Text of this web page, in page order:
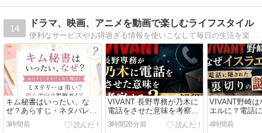
14
ドラマ、映画、アニメを動画で楽しむライフスタイル
便利なサービスやお得過ぎる情報を使いこなして毎日の生活を楽しみましょう。
キム秘書はいったい、な
ぜ？あらすじ・ネタバレな
し解説！ミステリーは重
い？初心者向け視聴ガイド
3時間前
VIVANT 長野専務が乃木に
電話をさせた意味を考察す
る3つの解釈
3時間20分前
VIVANT野崎は
エルに？電話
切りの謎
4時間前